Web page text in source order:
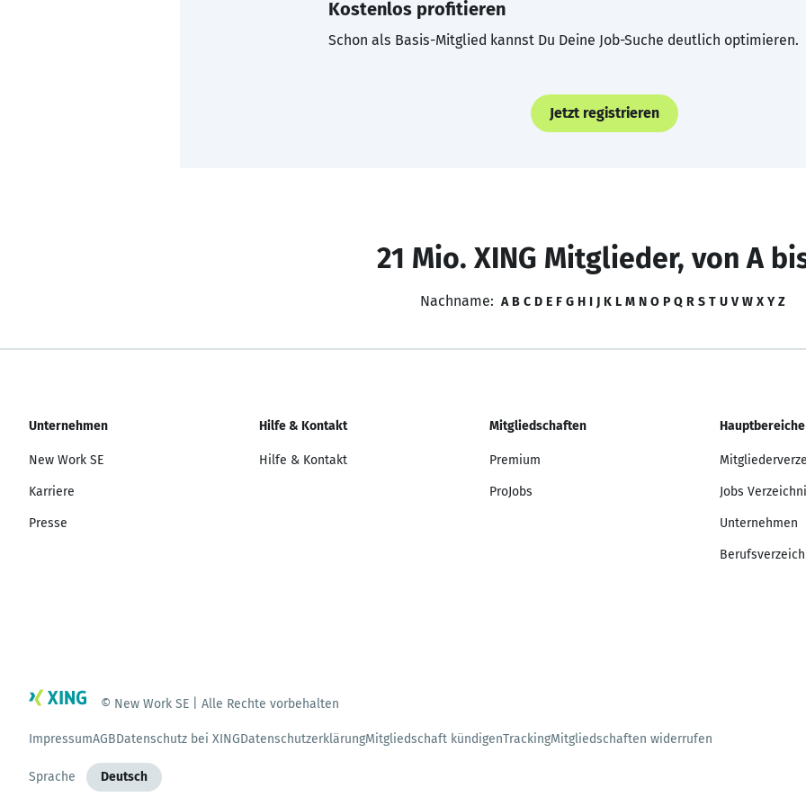
Kostenlos profitieren
Schon als Basis-Mitglied kannst Du Deine Job-Suche deutlich optimieren.
Jetzt registrieren
21 Mio. XING Mitglieder, von A
Nachname: A B C D E F G H I J K L M N O P Q R S T U V W X Y Z
Unternehmen
New Work SE
Karriere
Presse
Hilfe & Kontakt
Hilfe & Kontakt
Mitgliedschaften
Premium
ProJobs
Hauptbereiche
Jobs
Unternehmen
© New Work SE | Alle Rechte vorbehalten
ImpressumAGBDatenschutz bei XINGDatenschutzerklärungMitgliedschaft kündigenTrackingMitgliedschaften widerrufen
Sprache Deutsch